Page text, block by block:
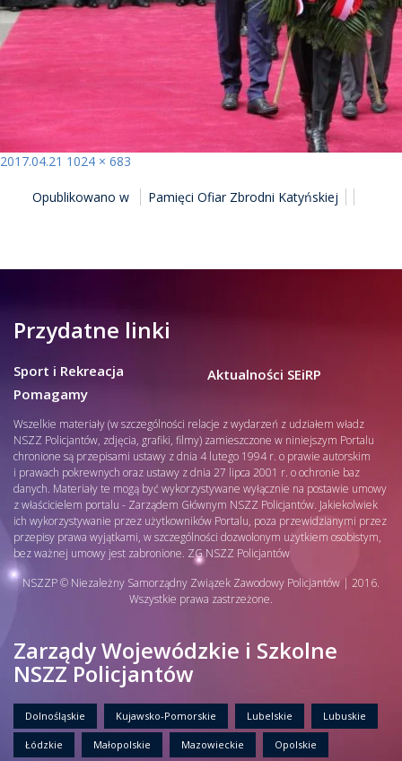
Opublikowano
2017.04.21 Pełny
1024 × 683
WPISUOpublikowano w Pamięci Ofiar Zbrodni Katyńskiej
Przydatne linki
Sport i Rekreacja
Pomagamy
Aktualności SEiRP
Wszelkie materiały (w szczególności relacje z wydarzeń z udziałem władz
NSZZ Policjantów, zdjęcia, grafiki, filmy) zamieszczone w niniejszym Portalu
chronione są przepisami ustawy z dnia 4 lutego 1994 r. o prawie autorskim
i prawach pokrewnych oraz ustawy z dnia 27 lipca 2001 r. o ochronie baz
danych. Materiały te mogą być wykorzystywane wyłącznie na postawie umowy
z właścicielem portalu - Zarządem Głównym NSZZ Policjantów. Jakiekolwiek
ich wykorzystywanie przez użytkowników Portalu, poza przewidzianymi przez
przepisy prawa wyjątkami, w szczególności dozwolonym użytkiem osobistym,
bez ważnej umowy jest zabronione. ZG NSZZ Policjantów
NSZZP © Niezależny Samorządny Związek Zawodowy Policjantów | 2016.
Wszystkie prawa zastrzeżone.
Zarządy Wojewódzkie i Szkolne
NSZZ Policjantów
Dolnośląskie Kujawsko-Pomorskie Lubelskie Lubuskie
Łódzkie Małopolskie Mazowieckie Opolskie